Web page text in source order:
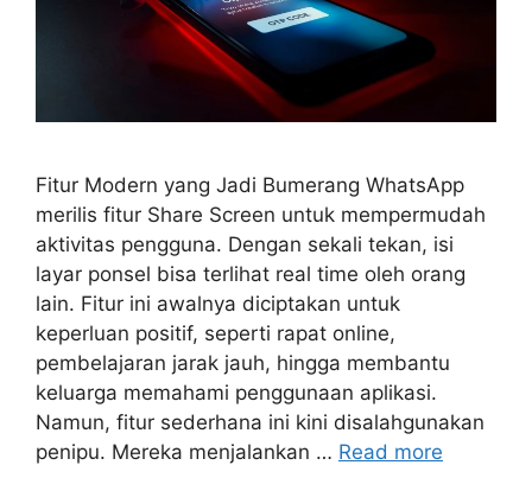
Fitur Modern yang Jadi Bumerang WhatsApp
merilis fitur Share Screen untuk mempermudah
aktivitas pengguna. Dengan sekali tekan, isi
layar ponsel bisa terlihat real time oleh orang
lain. Fitur ini awalnya diciptakan untuk
keperluan positif, seperti rapat online,
pembelajaran jarak jauh, hingga membantu
keluarga memahami penggunaan aplikasi.
Namun, fitur sederhana ini kini disalahgunakan
penipu. Mereka menjalankan … Read more